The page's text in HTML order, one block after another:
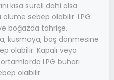
kısa süreli dahi olsa
sebep olabilir. LPG
boğazda tahrişe,
kusmaya, baş dönmesine
olabilir. Kapalı veya
LPG buharı
olabilir.